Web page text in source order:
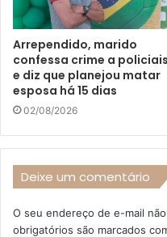
Arrependido, marido
confessa crime a policiais
e diz que planejou matar
esposa há 15 dias
02/08/2026
Deixe um comentário
O seu endereço de e-mail
obrigatórios são marcados